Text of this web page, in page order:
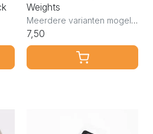
Weights
Meerdere varianten mogelijk
7,50